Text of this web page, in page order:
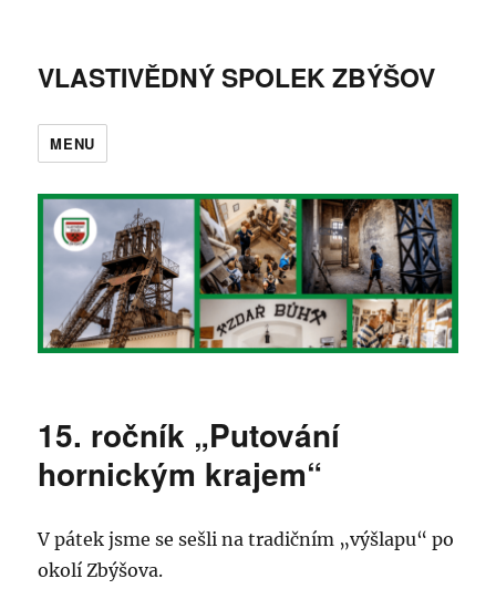
VLASTIVĚDNÝ SPOLEK ZBÝŠOV
MENU
15. ročník „Putování
hornickým krajem“
V pátek jsme se sešli na tradičním „výšlapu“ po
okolí Zbýšova.